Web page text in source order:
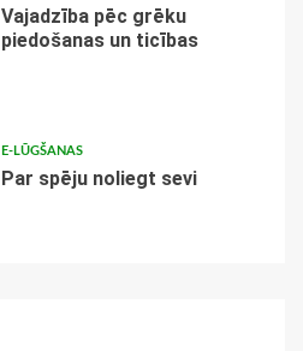
Vajadzība pēc grēku
piedošanas un ticības
E-LŪGŠANAS
Par spēju noliegt sevi